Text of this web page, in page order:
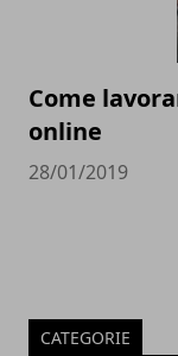
Come
online
28/01/2019
CATEGORIE